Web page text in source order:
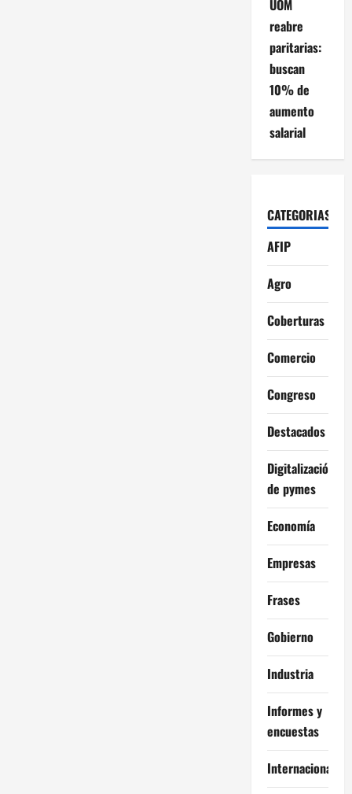
UOM
reabre
paritarias:
buscan
10% de
aumento
salarial
CATEGORIAS
AFIP
Agro
Coberturas
Comercio
Congreso
Destacados
Digitalización
de pymes
Economía
Empresas
Frases
Gobierno
Industria
Informes y
encuestas
Internacional